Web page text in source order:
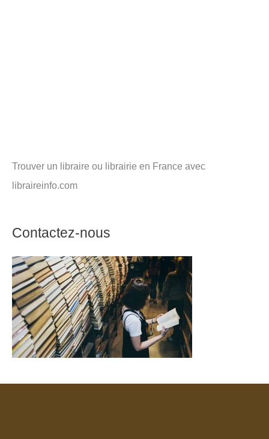
Trouver un libraire ou librairie en France avec
libraireinfo.com
Contactez-nous